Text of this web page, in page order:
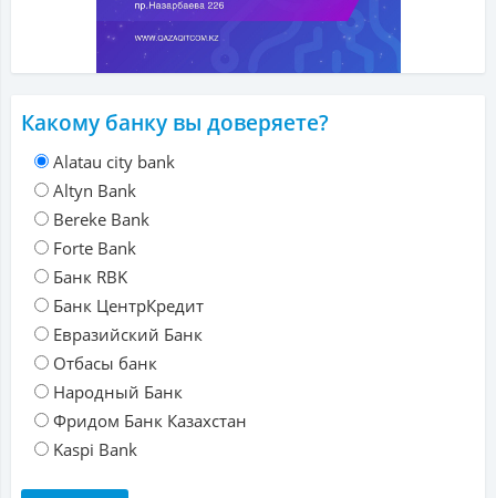
Какому банку вы доверяете?
Alatau city bank
Altyn Bank
Bereke Bank
Forte Bank
Банк RBK
Банк ЦентрКредит
Евразийский Банк
Отбасы банк
Народный Банк
Фридом Банк Казахстан
Kaspi Bank